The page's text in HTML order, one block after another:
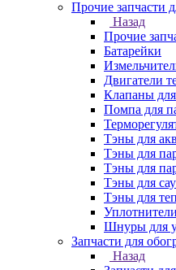
Прочие запчасти
Назад
Прочие
Батарейки
Двигатели
Клапаны
Помпа для
Тэны для
Тэны для
Тэны для
Тэны для
Тэны для
Шнуры для
Запчасти для
Назад